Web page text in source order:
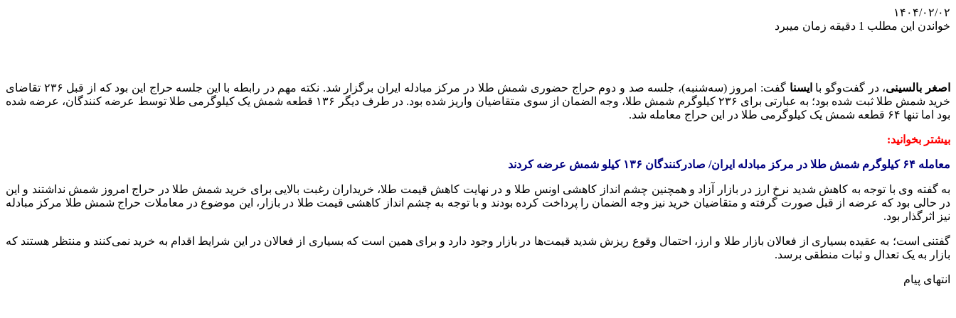
۱۴۰۴/۰۲/۰۲
خواندن این مطلب 1 دقیقه زمان میبرد
اصغر بالسینی، در گفت‌وگو با ایسنا
گفت: امروز (سه‌شنبه)، جلسه صد و دوم حراج حضوری شمش طلا در مرکز مبادله ایران برگزار شد. نکته مهم در رابطه با این جلسه حراج این بود که از قبل ۲۳۶ تقاضای
خرید شمش طلا ثبت شده بود؛ به عبارتی برای ۲۳۶ کیلوگرم شمش طلا، وجه الضمان از سوی متقاضیان واریز شده بود. در طرف دیگر ۱۳۶ قطعه شمش یک کیلوگرمی طلا توسط عرضه کنندگان، عرضه شده
بود اما تنها ۶۴ قطعه شمش یک کیلوگرمی طلا در این حراج معامله شد.
بیشتر بخوانید:
معامله ۶۴ کیلوگرم شمش طلا در مرکز مبادله ایران/ صادرکنندگان ۱۳۶ کیلو شمش عرضه کردند
به گفته وی با توجه به کاهش شدید نرخ ارز در بازار آزاد و همچنین چشم انداز کاهشی اونس طلا و در نهایت کاهش قیمت طلا، خریداران رغبت بالایی برای خرید شمش طلا در حراج امروز شمش نداشتند و این
در حالی بود که عرضه از قبل صورت گرفته و متقاضیان خرید نیز وجه الضمان را پرداخت کرده بودند و با توجه به چشم انداز کاهشی قیمت طلا در بازار، این موضوع در معاملات حراج شمش طلا مرکز مبادله
نیز اثرگذار بود.
گفتنی است؛ به عقیده بسیاری از فعالان بازار طلا و ارز، احتمال وقوع ریزش شدید قیمت‌ها در بازار وجود دارد و برای همین است که بسیاری از فعالان در این شرایط اقدام به خرید نمی‌کنند و منتظر هستند که
بازار به یک تعدال و ثبات منطقی برسد.
انتهای پیام